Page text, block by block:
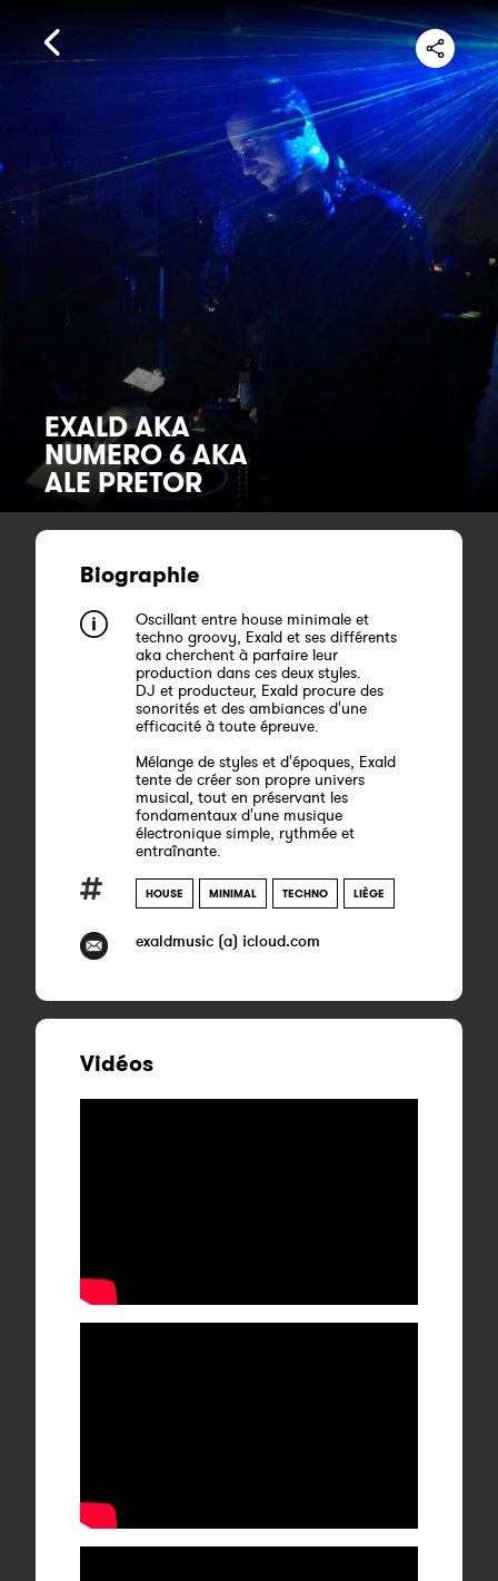
EXALD AKA
NUMERO 6 AKA
ALE PRETOR
Biographie
Oscillant entre house minimale et
techno groovy, Exald et ses différents
aka cherchent à parfaire leur
production dans ces deux styles.
DJ et producteur, Exald procure des
sonorités et des ambiances d'une
efficacité à toute épreuve.
Mélange de styles et d'époques, Exald
tente de créer son propre univers
musical, tout en préservant les
fondamentaux d'une musique
électronique simple, rythmée et
entraînante.
HOUSE MINIMAL TECHNO LIÈGE
exaldmusic (a) icloud.com
Vidéos